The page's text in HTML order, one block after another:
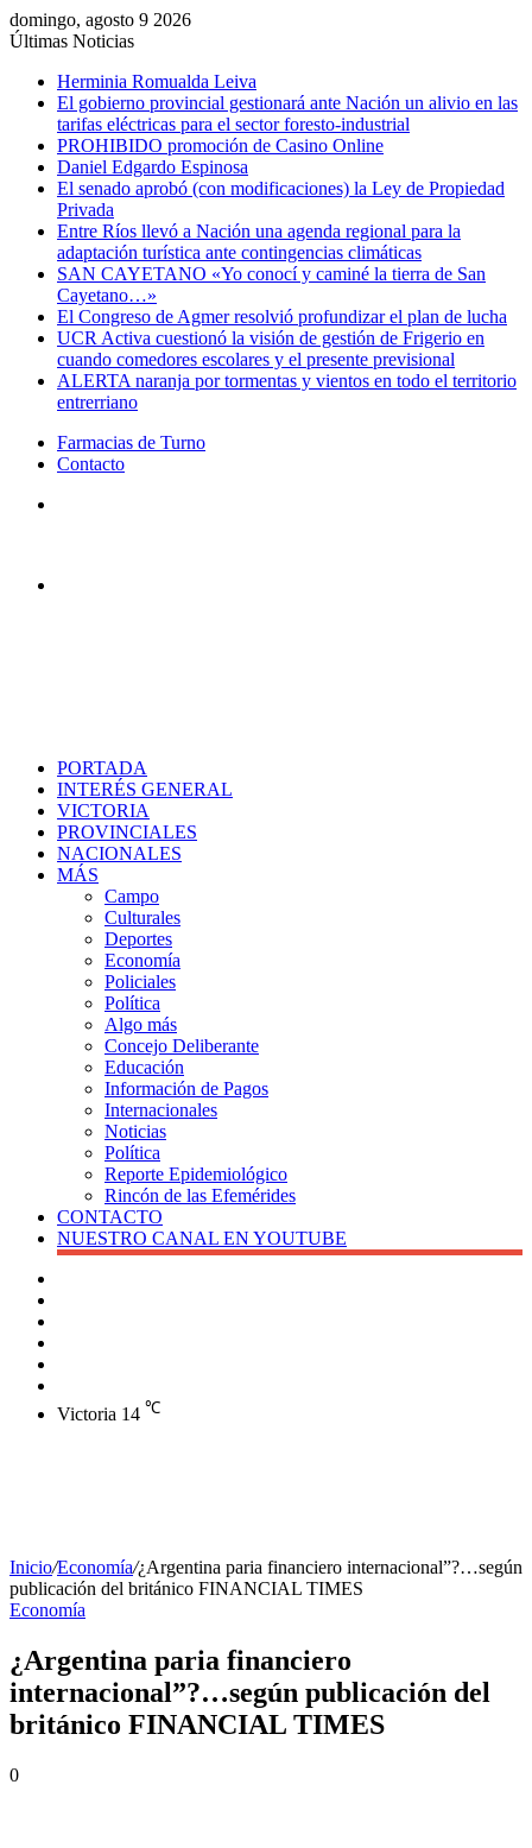
domingo, agosto 9 2026
Últimas Noticias
Herminia Romualda Leiva
El gobierno provincial gestionará ante Nación un alivio en las
tarifas eléctricas para el sector foresto-industrial
PROHIBIDO promoción de Casino Online
Daniel Edgardo Espinosa
El senado aprobó (con modificaciones) la Ley de Propiedad
Privada
Entre Ríos llevó a Nación una agenda regional para la
adaptación turística ante contingencias climáticas
SAN CAYETANO «Yo conocí y caminé la tierra de San
Cayetano…»
El Congreso de Agmer resolvió profundizar el plan de lucha
UCR Activa cuestionó la visión de gestión de Frigerio en
cuando comedores escolares y el presente previsional
ALERTA naranja por tormentas y vientos en todo el territorio
entrerriano
Farmacias de Turno
Contacto
PORTADA
INTERÉS GENERAL
VICTORIA
PROVINCIALES
NACIONALES
MÁS
Campo
Culturales
Deportes
Economía
Policiales
Política
Algo más
Concejo Deliberante
Educación
Información de Pagos
Internacionales
Noticias
Política
Reporte Epidemiológico
Rincón de las Efemérides
CONTACTO
NUESTRO CANAL EN YOUTUBE
Victoria 14 ℃
Inicio/Economía/¿Argentina paria financiero internacional”?…según
publicación del británico FINANCIAL TIMES
Economía
¿Argentina paria financiero
internacional”?…según publicación del
británico FINANCIAL TIMES
0